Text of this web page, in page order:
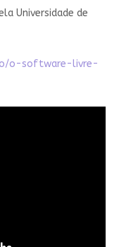
Universidade de
o-software-livre-